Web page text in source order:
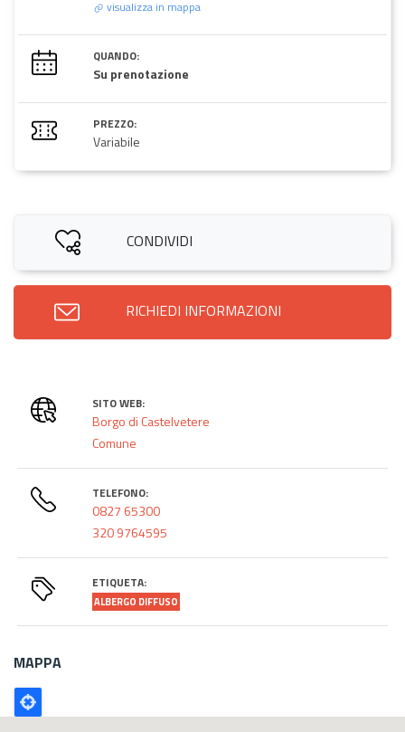
visualizza in mappa
QUANDO:
Su prenotazione
PREZZO:
Variabile
CONDIVIDI
RICHIEDI INFORMAZIONI
SITO WEB:
Borgo di Castelvetere
Comune
TELEFONO:
0827 65300
320 9764595
ETIQUETA:
ALBERGO DIFFUSO
MAPPA
Poligono
GEO